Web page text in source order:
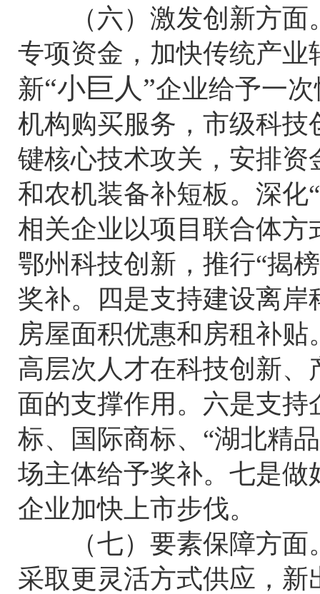
（六）激发创新方面
专项资金，加快传统产
新“小巨人”企业给予一
机构购买服务，市级科
键核心技术攻关，安排
和农机装备补短板。深化
相关企业以项目联合体
鄂州科技创新，推行“揭
奖补。四是支持建设离
房屋面积优惠和房租补
高层次人才在科技创新
面的支撑作用。六是支
标、国际商标、“湖北精
场主体给予奖补。七是
企业加快上市步伐。
（七）要素保障方面
采取更灵活方式供应，